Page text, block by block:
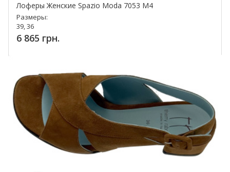
Лоферы Женские Spazio Moda 7053 M4
Размеры:
39, 36
6 865 грн.